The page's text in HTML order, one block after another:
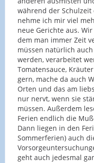
während der
nehme ich mir viel
neue Gerichte aus.
dem man immer Zeit
müssen natürlich
werden, verarbeitet
Tomatensauce,
gern, mache da auch
Orten und das am
nur nervt, wenn sie
müssen. Außerdem
Ferien endlich die
Dann liegen in den
Sommerferien) auch
geht auch jedesmal